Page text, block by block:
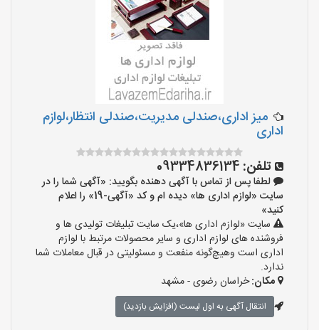
میز اداری،صندلی مدیریت،صندلی انتظار،لوازم
اداری
تلفن: 09334836134
لطفا پس از تماس با آگهی دهنده بگویید: «آگهی شما را در
سایت «لوازم اداری ها» دیده ام و کد «آگهی-19» را اعلام
کنید»
سایت «لوازم اداری ها»،یک سایت تبلیغات تولیدی ها و
فروشنده های لوازم اداری و سایر محصولات مرتبط با لوازم
اداری است وهیچ‌گونه منفعت و مسئولیتی در قبال معاملات شما
ندارد.
مکان:خراسان رضوی - مشهد
انتقال آگهی به اول لیست (افزایش بازدید)